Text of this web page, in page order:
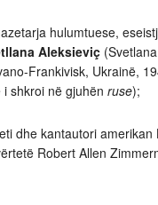
hulumtuese,
Aleksieviç
Frankivisk, Ukrainë,
shkroi në gjuhën ruse);
dhe kantautori amerikan
Robert Allen